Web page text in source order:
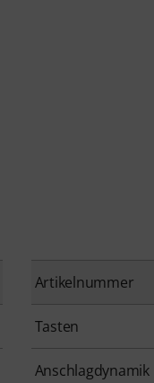
Artikelnummer
Tasten
Anschlagdynamik